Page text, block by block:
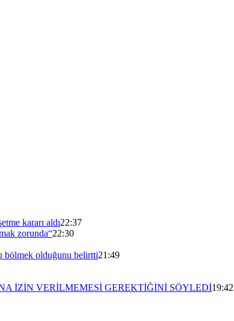
kararı aldı22:37
zorunda“22:30
bölmek olduğunu belirtti21:49
İZİN VERİLMEMESİ GEREKTİĞİNİ SÖYLEDİ19:42